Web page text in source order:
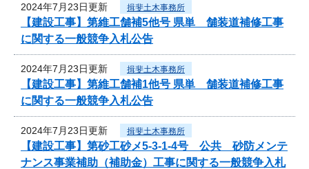
2024年7月23日更新 揖斐土木事務所
【建設工事】第維工舗補5他号 県単 舗装道補修工事
に関する一般競争入札公告
2024年7月23日更新 揖斐土木事務所
【建設工事】第維工舗補1他号 県単 舗装道補修工事
に関する一般競争入札公告
2024年7月23日更新 揖斐土木事務所
【建設工事】第砂工砂メ5-3-1-4号 公共 砂防メンテ
ナンス事業補助（補助金）工事に関する一般競争入札